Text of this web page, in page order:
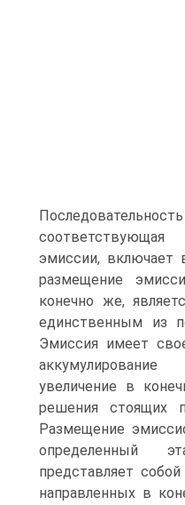
эмиссии, включает
размещение
конечно же,
единственным из
Эмиссия имеет
увеличение в
решения стоящих
Размещение
определенный
представляет
направленных в